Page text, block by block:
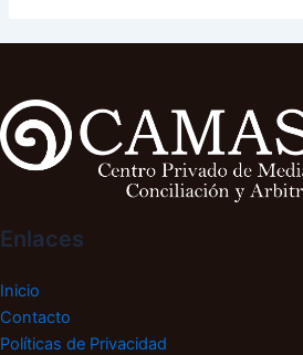
Enlaces
Inicio
Contacto
Políticas de Privacidad